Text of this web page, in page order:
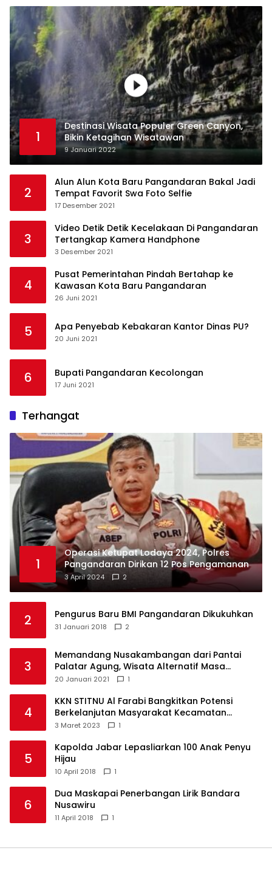
1
Destinasi Wisata Populer Green Canyon,
Bikin Ketagihan Wisatawan
9 Januari 2022
2
Alun Alun Kota Baru Pangandaran Bakal Jadi
Tempat Favorit Swa Foto Selfie
17 Desember 2021
3
Video Detik Detik Kecelakaan Di Pangandaran
Tertangkap Kamera Handphone
3 Desember 2021
4
Pusat Pemerintahan Pindah Bertahap ke
Kawasan Kota Baru Pangandaran
26 Juni 2021
5 Apa Penyebab Kebakaran Kantor Dinas PU?
20 Juni 2021
6 Bupati Pangandaran Kecolongan
17 Juni 2021
Terhangat
1
Operasi Ketupat Lodaya 2024, Polres
Pangandaran Dirikan 12 Pos Pengamanan
3 April 2024 2
2 Pengurus Baru BMI Pangandaran Dikukuhkan
31 Januari 2018 2
3
Memandang Nusakambangan dari Pantai
Palatar Agung, Wisata Alternatif Masa
Pandemi
20 Januari 2021 1
4
KKN STITNU Al Farabi Bangkitkan Potensi
Berkelanjutan Masyarakat Kecamatan
Langkaplancar
3 Maret 2023 1
5
Kapolda Jabar Lepasliarkan 100 Anak Penyu
Hijau
10 April 2018 1
6
Dua Maskapai Penerbangan Lirik Bandara
Nusawiru
11 April 2018 1